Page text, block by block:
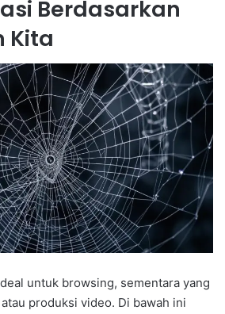
Berdasarkan
Kita
untuk browsing, sementara yang
produksi video. Di bawah ini